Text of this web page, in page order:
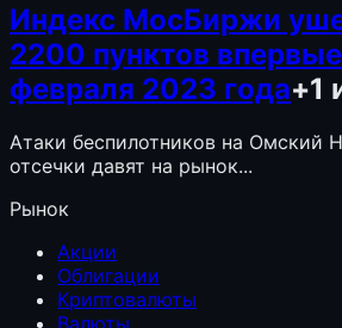
Индекс МосБиржи
2200 пунктов
февраля 2023 года+1
Атаки беспилотников на Омский
отсечки давят на рынок...
Рынок
Акции
Облигации
Криптовалюты
Валюты